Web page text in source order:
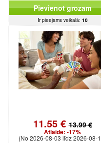
Pievienot grozam
Ir pieejams veikalā: 10
11.55 €13.99 €
Atlaide: -17%
(No 2026-08-03 līdz 2026-08-